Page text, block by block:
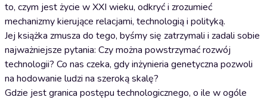
to, czym jest życie w XXI wieku, odkryć i zrozumieć
mechanizmy kierujące relacjami, technologią i polityką.
Jej książka zmusza do tego, byśmy się zatrzymali i zadali sobie
najważniejsze pytania: Czy można powstrzymać rozwój
technologii? Co nas czeka, gdy inżynieria genetyczna pozwoli
na hodowanie ludzi na szeroką skalę?
Gdzie jest granica postępu technologicznego, o ile w ogóle